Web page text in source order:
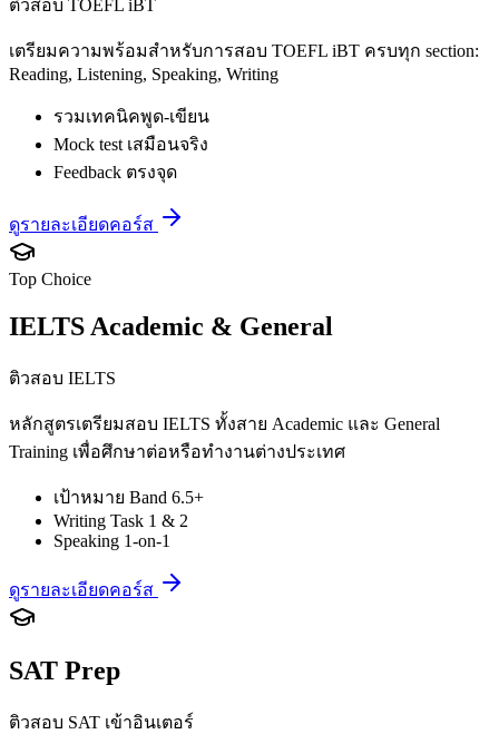
ติวสอบ TOEFL iBT
เตรียมความพร้อมสำหรับการสอบ TOEFL iBT ครบทุก section:
Reading, Listening, Speaking, Writing
รวมเทคนิคพูด-เขียน
Mock test เสมือนจริง
Feedback ตรงจุด
ดูรายละเอียดคอร์ส
Top Choice
IELTS Academic & General
ติวสอบ IELTS
หลักสูตรเตรียมสอบ IELTS ทั้งสาย Academic และ General
Training เพื่อศึกษาต่อหรือทำงานต่างประเทศ
เป้าหมาย Band 6.5+
Writing Task 1 & 2
Speaking 1-on-1
ดูรายละเอียดคอร์ส
SAT Prep
ติวสอบ SAT เข้าอินเตอร์